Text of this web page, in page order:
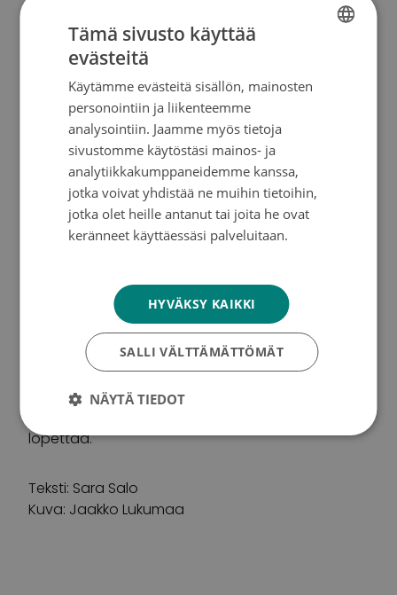
Hyvä puoli on toisaalta se, että jotain on pakko
tehdä, eikä voi jäädä tilanteeseen makaamaan.
Me neljä ja iskä
Sauli on helpottanut omaa taakkaansa
puhumalla avoimesti, Saana puolestaan
musiikilla ja urheilulla. Perheen tuki on myös ollut
korvaamaton voimavara. Koskisen sisarukset
ovat aina olleet keskenään läheisiä, mutta tämä
”Jo ennen sairastumistakin iskä oli kaikista
onnellisimmillaan silloin, kun me kaikki neljä lasta
oltiin yhdessä hänen kanssaan. Luulen, että
iskälle kaikkein tärkeintä viimeisillä hetkillä oli se,
että me järjestimme niitä yhteisiä juhlia ja koko
lopettaa.
Teksti: Sara Salo
Kuva: Jaakko Lukumaa
SWEDISH
Tämä sivusto käyttää
evästeitä
Käytämme evästeitä sisällön, mainosten
personointiin ja liikenteemme
analysointiin. Jaamme myös tietoja
sivustomme käytöstäsi mainos- ja
analytiikkakumppaneidemme kanssa,
jotka voivat yhdistää ne muihin tietoihin,
jotka olet heille antanut tai joita he ovat
keränneet käyttäessäsi palveluitaan.
HYVÄKSY KAIKKI
SALLI VÄLTTÄMÄTTÖMÄT
NÄYTÄ TIEDOT